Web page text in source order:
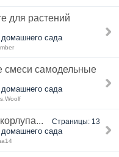
для растений
сада
смеси самодельные
сада
Страницы: 13
сада